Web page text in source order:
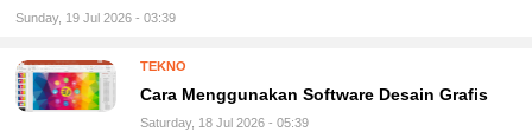
Sunday, 19 Jul 2026 - 03:39
TEKNO
Cara Menggunakan Software Desain Grafis
Saturday, 18 Jul 2026 - 05:39